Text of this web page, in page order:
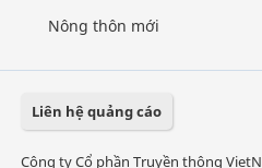
Nông thôn mới
Liên hệ quảng cáo
Công ty Cổ phần Truyền thông